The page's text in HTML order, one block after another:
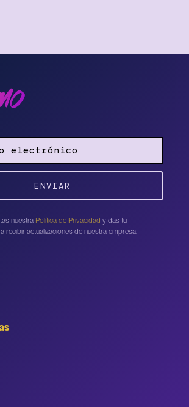
nuestra Política de Privacidad y das tu
recibir actualizaciones de nuestra empresa.